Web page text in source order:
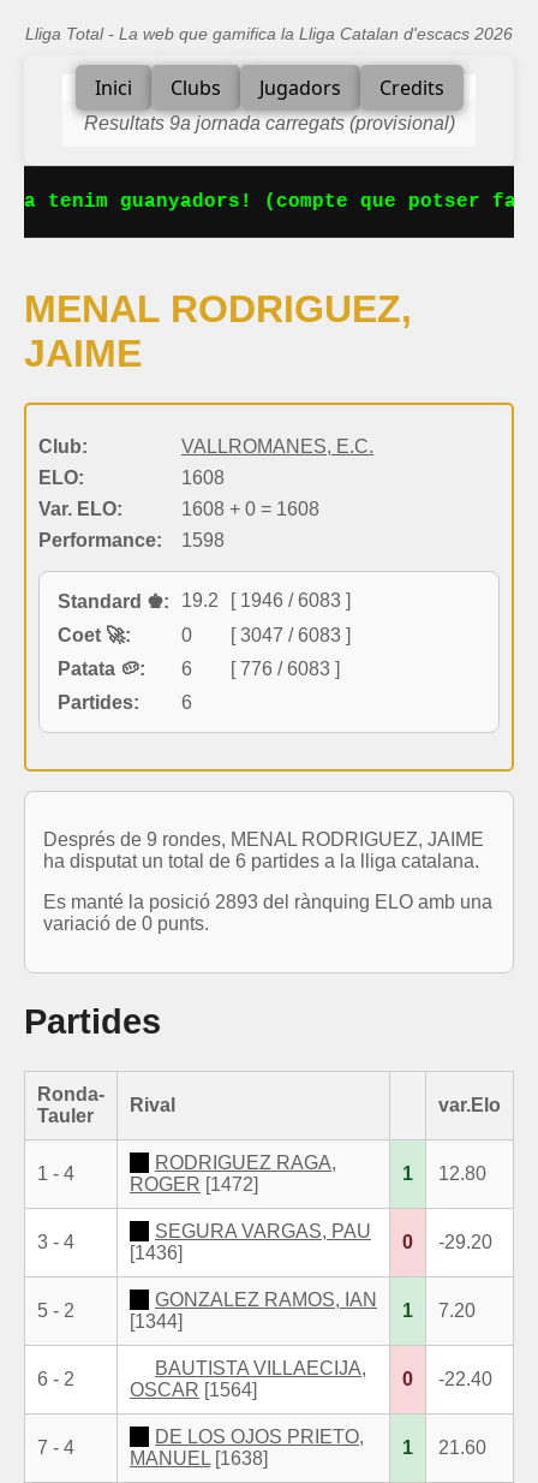
Lliga Total - La web que gamifica la Lliga Catalan d'escacs 2026
Inici Clubs Jugadors Credits
Resultats 9a jornada carregats (provisional)
tenim guanyadors! (compte que potser
MENAL RODRIGUEZ,
JAIME
Club:
VALLROMANES, E.C.
ELO:
1608
Var. ELO:
1608 + 0 = 1608
Performance:
1598
Standard ♚: 19.2
[ 1946 / 6083 ]
Coet 🚀:
0
[ 3047 / 6083 ]
Patata 🥔:
6
[ 776 / 6083 ]
Partides:
6
Després de 9 rondes, MENAL RODRIGUEZ, JAIME
ha disputat un total de 6 partides a la lliga catalana.
Es manté la posició 2893 del rànquing ELO amb una
variació de 0 punts.
Partides
Ronda-
Tauler
Rival var.Elo
1 - 4
RODRIGUEZ RAGA,
ROGER [1472]
1 12.80
3 - 4
SEGURA VARGAS, PAU
[1436]
0 -29.20
5 - 2
GONZALEZ RAMOS, IAN
[1344]
1 7.20
6 - 2
BAUTISTA VILLAECIJA,
OSCAR [1564]
0 -22.40
7 - 4
DE LOS OJOS PRIETO,
MANUEL [1638]
1 21.60